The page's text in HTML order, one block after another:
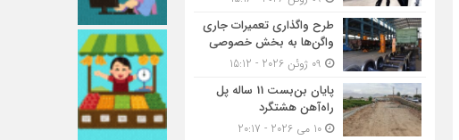
طرح واگذاری تعمیرات جاری
واگن‌ها به بخش خصوصی
پایان بن‌بست 11 ساله پل
راه‌آهن هشتگرد